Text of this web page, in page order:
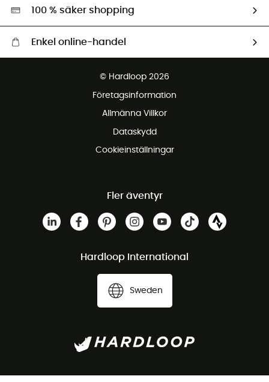
Miljöanpassat urval
100 % säker shopping
Enkel online-handel
Gratis retur inom 100 dagar
© Hardloop 2026
Företagsinformation
Allmänna Villkor
Dataskydd
Cookieinställningar
Fler äventyr
Hardloop International
Sweden